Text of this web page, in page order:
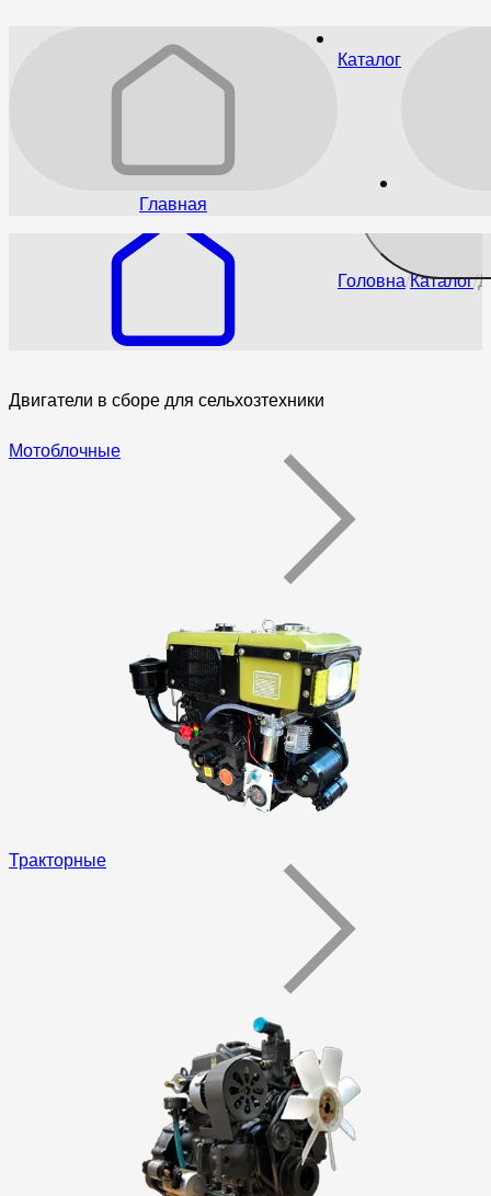
Главная
Каталог
ГоловнаКаталог
Двигатели в сборе для сельхозтехники
Мотоблочные
Тракторные